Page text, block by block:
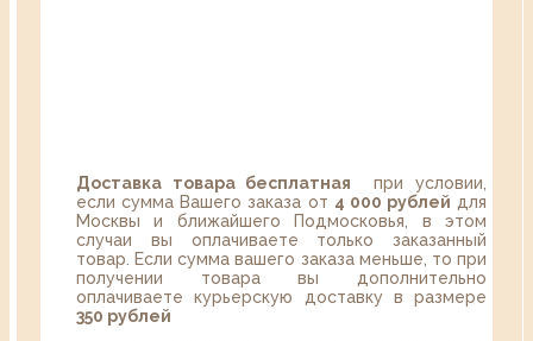
Доставка товара бесплатная при условии,
если сумма Вашего заказа от 4 000 рублей для
Москвы и ближайшего Подмосковья, в этом
случаи вы оплачиваете только заказанный
товар. Если сумма вашего заказа меньше, то при
получении товара вы дополнительно
оплачиваете курьерскую доставку в размере
350 рублей